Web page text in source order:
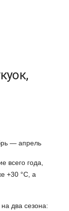
— апрель
всего года,
+30 °C, а
два сезона: